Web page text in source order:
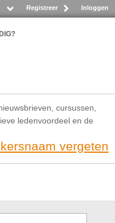
Registreer Inloggen
cursussen,
ledenvoordeel en de
vergeten